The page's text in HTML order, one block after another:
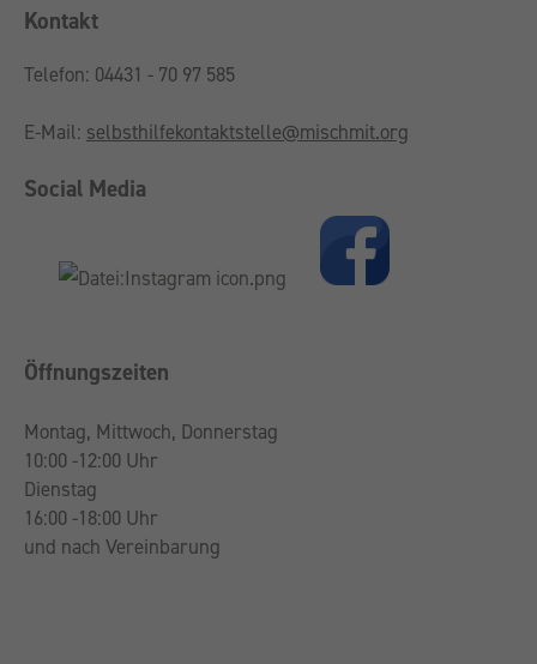
Kontakt
Telefon: 04431 - 70 97 585
E-Mail: selbsthilfekontaktstelle@mischmit.org
Social Media
Öffnungszeiten
Montag, Mittwoch, Donnerstag
10:00 -12:00 Uhr
Dienstag
16:00 -18:00 Uhr
und nach Vereinbarung